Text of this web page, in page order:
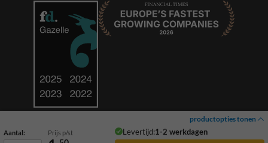
productopties tonen
Aantal: Prijs p/st Levertijd:1-2 werkdagen